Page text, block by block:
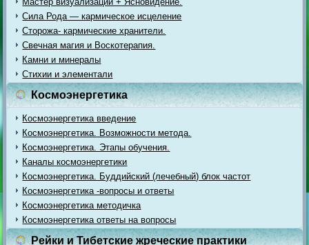
Сила Рода — кармическое исцеление
Сторожа- кармические хранители.
Свечная магия и Воскотерапия.
Камни и минералы
Стихии и элементали
Космоэнергетика
Космоэнергетика введение
Космоэнергетика. Возможности метода.
Космоэнергетика. Этапы обучения.
Каналы космоэнергетики
Космоэнергетика. Буддийский (лечебный) блок частот
Космоэнергетика -вопросы и ответы
Космоэнергетика методичка
Космоэнергетика ответы на вопросы
Рейки и Тибетские жреческие практики